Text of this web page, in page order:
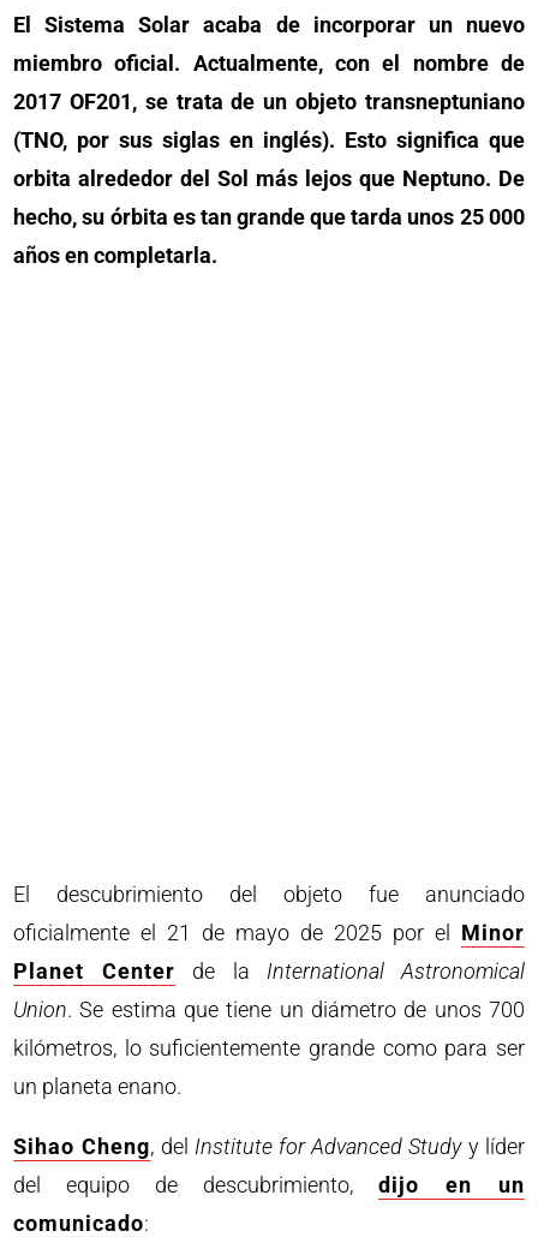
El Sistema Solar acaba de incorporar un nuevo
miembro oficial. Actualmente, con el nombre de
2017 OF201, se trata de un objeto transneptuniano
(TNO, por sus siglas en inglés). Esto significa que
orbita alrededor del Sol más lejos que Neptuno. De
hecho, su órbita es tan grande que tarda unos 25 000
años en completarla.
El descubrimiento del objeto fue anunciado
oficialmente el 21 de mayo de 2025 por el Minor
Planet Center de la International Astronomical
Union. Se estima que tiene un diámetro de unos 700
kilómetros, lo suficientemente grande como para ser
un planeta enano.
Sihao Cheng, del Institute for Advanced Studyy líder
del equipo de descubrimiento, dijo en un
comunicado: